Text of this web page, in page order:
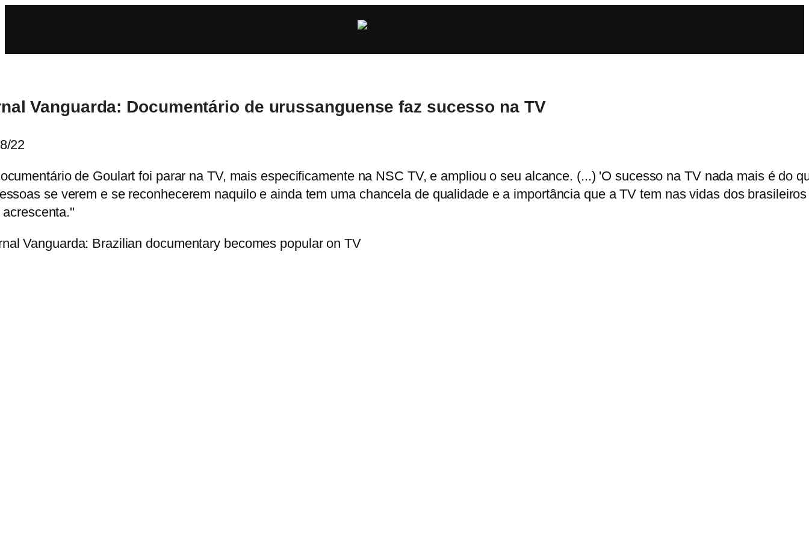
Vanguarda: Documentário de urussanguense faz sucesso na TV
22
de Goulart foi parar na TV, mais especificamente na NSC TV, e ampliou o seu alcance. (...) 'O sucesso na TV nada mais é do
se verem e se reconhecerem naquilo e ainda tem uma chancela de qualidade e a importância que a TV tem nas vidas dos brasileiros
acrescenta."